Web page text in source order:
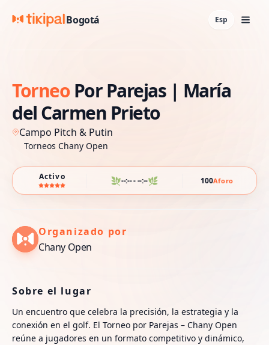
Bogotá Esp
Torneo Por Parejas | María
delCarmen Prieto
Campo Pitch & Putin
Torneos Chany Open
Activo 🌿--:-- - --:--🌿 100Aforo
Organizado por
Chany Open
Sobre el lugar
Un encuentro que celebra la precisión, la estrategia y la
conexión en el golf. El Torneo por Parejas – Chany Open
reúne a jugadores en un formato competitivo y dinámico,